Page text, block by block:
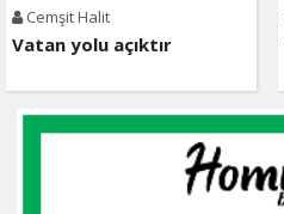
Cemşit Halit
Vatan yolu açıktır